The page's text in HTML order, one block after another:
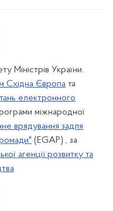
Міністрів України.
Східна Європа та
електронного
міжнародної
врядування задля
(EGAP) , за
агенції розвитку та